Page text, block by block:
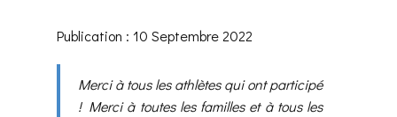
Publication : 10 Septembre 2022
Merci à tous les athlètes qui ont participé
! Merci à toutes les familles et à tous les